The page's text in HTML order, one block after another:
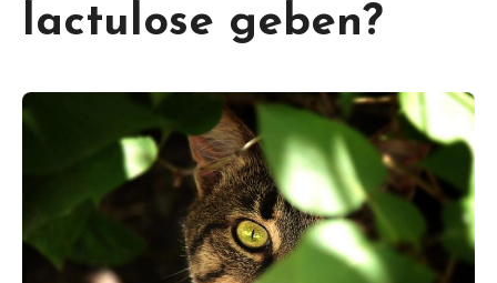
lactulose geben?